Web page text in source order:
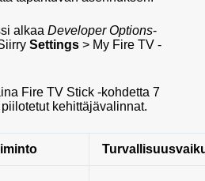
alkaa Developer Options-
Settings > My Fire TV -
Fire TV Stick -kohdetta 7
kehittäjävalinnat.